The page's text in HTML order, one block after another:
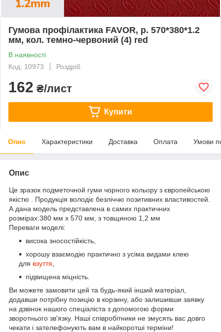
Гумова профілактика FAVOR, р. 570*380*1.2
мм, кол. темно-червоний (4) red
В наявності
Код: 10973
Роздріб
162 ₴/лист
Купити
Опис Характеристики Доставка Оплата Умови
Опис
Це зразок подметочной гуми чорного кольору з європейською
якістю . Продукція володіє безліччю позитивних властивостей.
А дана модель представлена в самих практичних
розмірах:380 мм х 570 мм, з товщиною 1,2 мм
Переваги моделі:
висока зносостійкість,
хорошу взаємодію практично з усіма видами клею
для взуття
підвищена міцність.
Ви можете замовити цей та будь-який інший матеріал,
додавши потрібну позицію в корзину, або залишивши заявку
на дзвінок нашого спеціаліста з допомогою форми
зворотнього зв'язку. Наші співробітники не змусять вас довго
чекати і зателефонують вам в найкоротші терміни!